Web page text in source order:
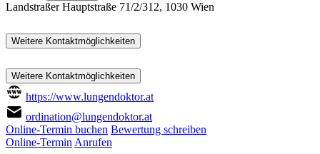
Landstraßer Hauptstraße 71/2/312, 1030 Wien
Weitere Kontaktmöglichkeiten
Weitere Kontaktmöglichkeiten
https://www.lungendoktor.at
ordination@lungendoktor.at
Online-Termin buchen Bewertung schreiben
Online-Termin Anrufen